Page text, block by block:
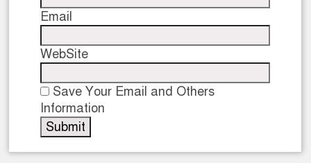
Email
WebSite
Save Your Email and Others
Information